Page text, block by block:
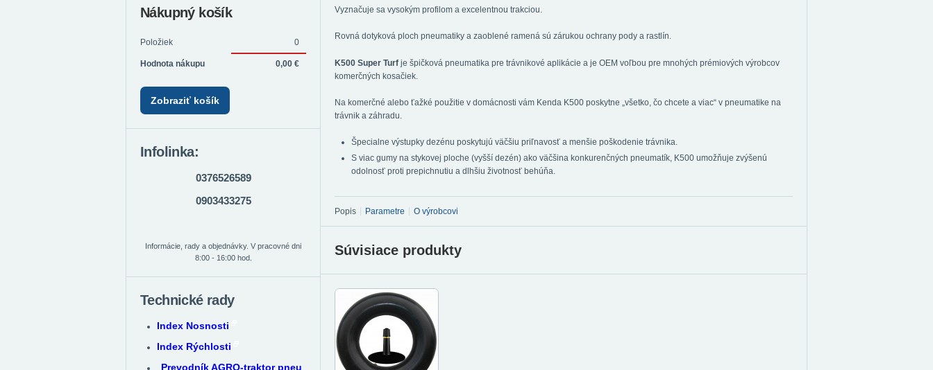
Vyznačuje sa vysokým profilom a excelentnou trakciou.
Rovná dotyková ploch pneumatiky a zaoblené ramená sú zárukou ochrany pody a rastlín.
K500 Super Turf je špičková pneumatika pre trávnikové aplikácie a je OEM voľbou pre mnohých prémiových výrobcov
komerčných kosačiek.
Na komerčné alebo ťažké použitie v domácnosti vám Kenda K500 poskytne „všetko, čo chcete a viac“ v pneumatike na
trávnik a záhradu.
Špecialne výstupky dezénu poskytujú väčšiu priľnavosť a menšie poškodenie trávnika.
S viac gumy na stykovej ploche (vyšší dezén) ako väčšina konkurenčných pneumatík, K500 umožňuje zvýšenú
odolnosť proti prepichnutiu a dlhšiu životnosť behúňa.
Popis Parametre O výrobcovi
Súvisiace produkty
Nákupný košík
Položiek 0
Hodnota nákupu 0,00 €
Zobraziť košík
Infolinka:
0376526589
0903433275
Informácie, rady a objednávky. V pracovné dni
8:00 - 16:00 hod.
Technické rady
Index Nosnosti
Index Rýchlosti
Prevodník AGRO-traktor pneu